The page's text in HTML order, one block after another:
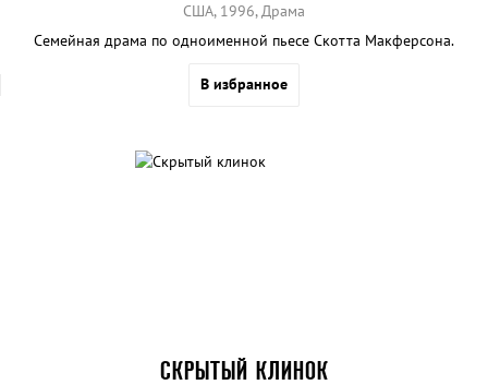
США, 1996, Драма
Семейная драма по одноименной пьесе Скотта Макферсона.
В избранное
СКРЫТЫЙ КЛИНОК